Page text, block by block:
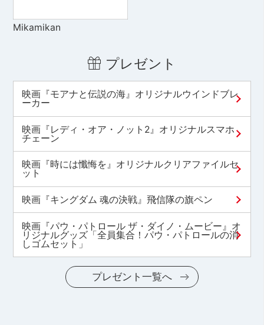
Mikamikan
プレゼント
映画『モアナと伝説の海』オリジナルウインドブレ
ーカー
映画『レディ・オア・ノット2』オリジナルスマホ
チェーン
映画『時には懺悔を』オリジナルクリアファイルセ
ット
映画『キングダム 魂の決戦』飛信隊の旗ペン
映画『パウ・パトロール ザ・ダイノ・ムービー』オ
リジナルグッズ「全員集合！パウ・パトロールの消
しゴムセット」
プレゼント一覧へ